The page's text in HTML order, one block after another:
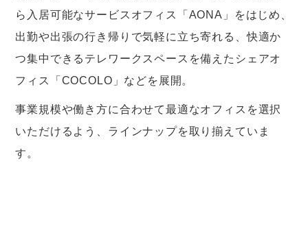
ら入居可能なサービスオフィス「AONA」をはじめ、
出勤や出張の行き帰りで気軽に立ち寄れる、快適か
つ集中できるテレワークスペースを備えたシェアオ
フィス「COCOLO」などを展開。
事業規模や働き方に合わせて最適なオフィスを選択
いただけるよう、ラインナップを取り揃えていま
す。